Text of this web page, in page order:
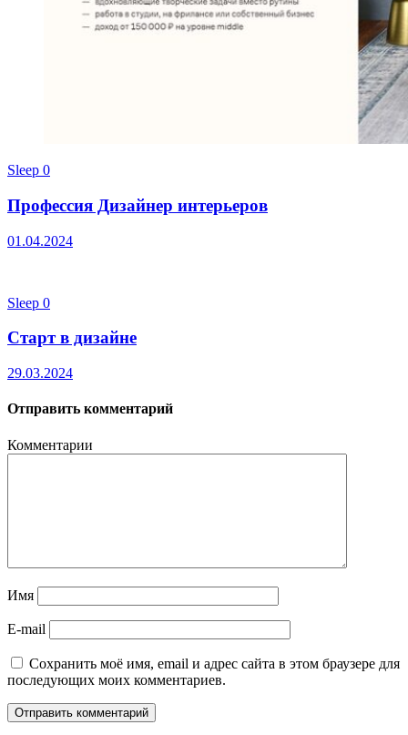
Sleep 0
Профессия Дизайнер интерьеров
01.04.2024
Sleep 0
Старт в дизайне
29.03.2024
Отправить комментарий
Комментарии
Имя
E-mail
Сохранить моё имя, email и адрес сайта в этом браузере для
последующих моих комментариев.